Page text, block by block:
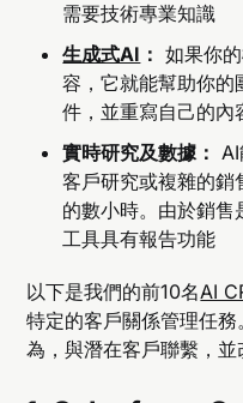
需要技術專業知識
生成式AI ： 如果你
容，它就能幫助你的
件，並重寫自己的內
實時研究及數據：
客戶研究或複雜的銷
的數小時。由於銷售
工具具有報告功能
以下是我們的前10名AI
特定的客戶關係管理任
為，與潛在客戶聯繫，並